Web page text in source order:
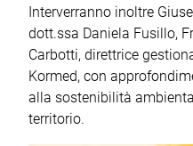
Interverranno inoltre
dott.ssa Daniela Fusillo,
Carbotti, direttrice
Kormed, con
alla sostenibilità
territorio.